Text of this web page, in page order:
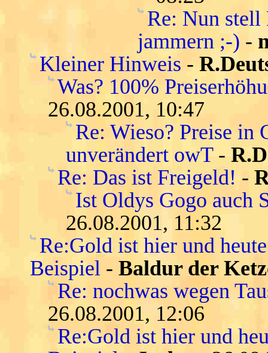
Re: Nun
jammern ;-) -
Kleiner Hinweis -
Was? 100%
26.08.2001, 10:47
Re: Wieso? Preise
unverändert owT-
Re: Das ist Freigeld! -
Ist Oldys Gogo auch
26.08.2001, 11:32
Re:Gold ist hier und
Beispiel - Baldur der
Re: nochwas wegen
26.08.2001, 12:06
Re:Gold ist hier und